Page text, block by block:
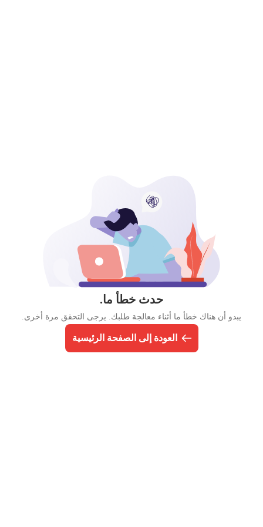
حدث خطأ ما.
يبدو أن هناك خطأ ما أثناء معالجة طلبك. يرجى التحقق مرة أخرى.
العودة إلى الصفحة الرئيسية